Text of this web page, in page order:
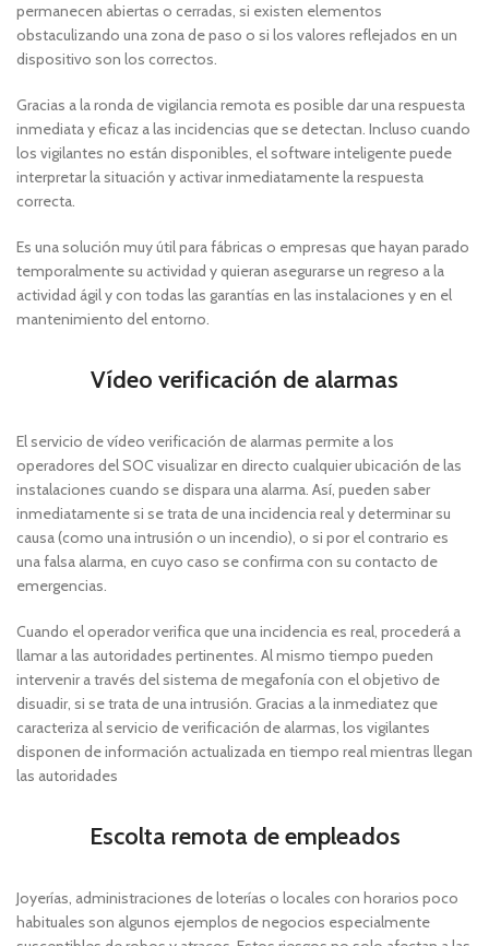
permanecen abiertas o cerradas, si existen elementos
obstaculizando una zona de paso o si los valores reflejados en un
dispositivo son los correctos.
Gracias a la ronda de vigilancia remota es posible dar una respuesta
inmediata y eficaz a las incidencias que se detectan. Incluso cuando
los vigilantes no están disponibles, el software inteligente puede
interpretar la situación y activar inmediatamente la respuesta
correcta.
Es una solución muy útil para fábricas o empresas que hayan parado
temporalmente su actividad y quieran asegurarse un regreso a la
actividad ágil y con todas las garantías en las instalaciones y en el
mantenimiento del entorno.
Vídeo verificación de alarmas
El servicio de vídeo verificación de alarmas permite a los
operadores del SOC visualizar en directo cualquier ubicación de las
instalaciones cuando se dispara una alarma. Así, pueden saber
inmediatamente si se trata de una incidencia real y determinar su
causa (como una intrusión o un incendio), o si por el contrario es
una falsa alarma, en cuyo caso se confirma con su contacto de
emergencias.
Cuando el operador verifica que una incidencia es real, procederá a
llamar a las autoridades pertinentes. Al mismo tiempo pueden
intervenir a través del sistema de megafonía con el objetivo de
disuadir, si se trata de una intrusión. Gracias a la inmediatez que
caracteriza al servicio de verificación de alarmas, los vigilantes
disponen de información actualizada en tiempo real mientras llegan
las autoridades
Escolta remota de empleados
Joyerías, administraciones de loterías o locales con horarios poco
habituales son algunos ejemplos de negocios especialmente